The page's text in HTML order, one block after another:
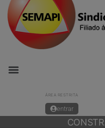
ÁREA RESTRITA
entrar